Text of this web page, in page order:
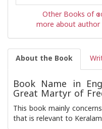
Other Books
more about
About the Book
Book Name in
Great Martyr of
This book mainly
that is relevant to